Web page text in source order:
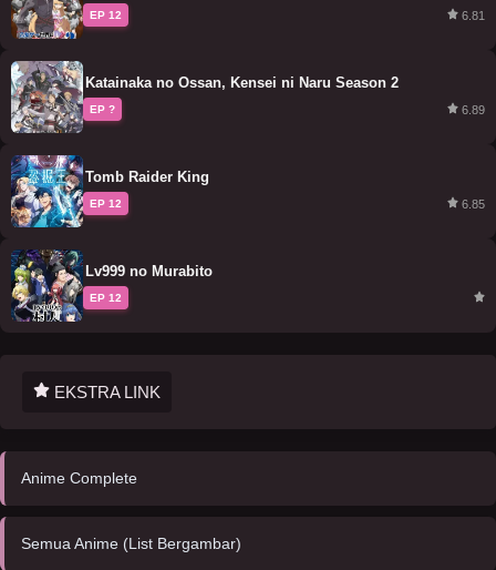
EP 12 6.81
Katainaka no Ossan, Kensei ni Naru Season 2
EP ? 6.89
Tomb Raider King
EP 12 6.85
Lv999 no Murabito
EP 12
EKSTRA LINK
Anime Complete
Semua Anime (List Bergambar)